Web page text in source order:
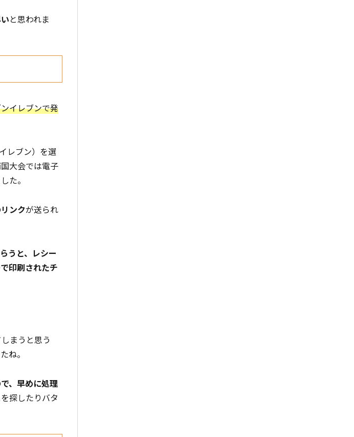
と思われま
イレブンで発
レブン）を選
大会では電子
た。
ンクが送られ
うと、レシー
印刷されたチ
まうと思う
ね。
、早めに処理
探したりバタ